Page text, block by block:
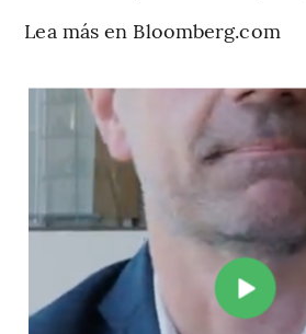
Lea más en Bloomberg.com